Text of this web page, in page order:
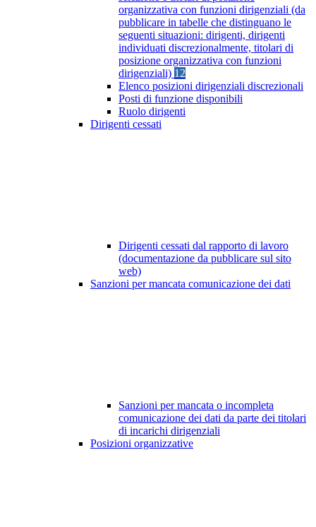
organizzativa con funzioni dirigenziali (da
pubblicare in tabelle che distinguano le
seguenti situazioni: dirigenti, dirigenti
individuati discrezionalmente, titolari di
posizione organizzativa con funzioni
dirigenziali) 12
Elenco posizioni dirigenziali discrezionali
Posti di funzione disponibili
Ruolo dirigenti
Dirigenti cessati
Dirigenti cessati dal rapporto di lavoro
(documentazione da pubblicare sul sito
web)
Sanzioni per mancata comunicazione dei dati
Sanzioni per mancata o incompleta
comunicazione dei dati da parte dei titolari
di incarichi dirigenziali
Posizioni organizzative